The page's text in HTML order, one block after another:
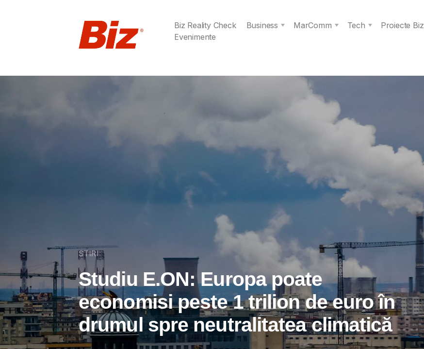
Biz Reality Check Business MarComm Tech
Proiecte Biz
Evenimente
STIRI
Studiu E.ON: Europa poate
economisi peste 1 trilion de euro în
drumul spre neutralitatea climatică